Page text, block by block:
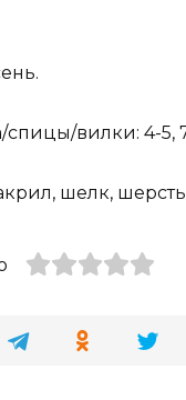
вилки: 4-5,
шелк,